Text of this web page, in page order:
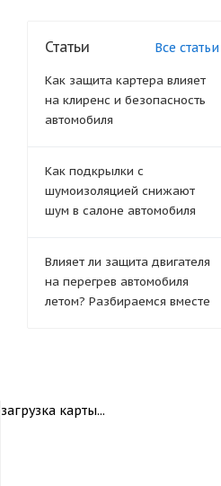
Статьи Все статьи
Как защита картера влияет
на клиренс и безопасность
автомобиля
Как подкрылки с
шумоизоляцией снижают
шум в салоне автомобиля
Влияет ли защита двигателя
на перегрев автомобиля
летом? Разбираемся вместе
загрузка карты...